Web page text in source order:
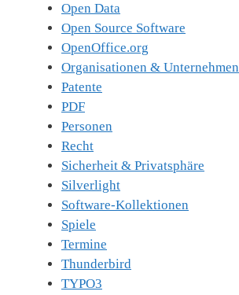
Open Data
Open Source Software
OpenOffice.org
Organisationen & Unternehmen
Patente
PDF
Personen
Recht
Sicherheit & Privatsphäre
Silverlight
Software-Kollektionen
Spiele
Termine
Thunderbird
TYPO3